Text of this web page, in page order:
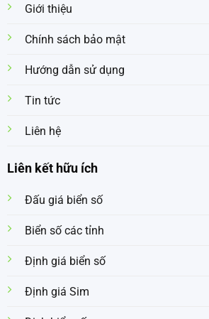
Giới thiệu
Chính sách bảo mật
Hướng dẫn sử dụng
Tin tức
Liên hệ
Liên kết hữu ích
Đấu giá biển số
Biển số các tỉnh
Định giá biển số
Định giá Sim